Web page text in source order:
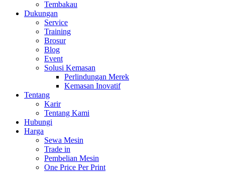
Tembakau
Dukungan
Service
Training
Brosur
Blog
Event
Solusi Kemasan
Perlindungan Merek
Kemasan Inovatif
Tentang
Karir
Tentang Kami
Hubungi
Harga
Sewa Mesin
Trade in
Pembelian Mesin
One Price Per Print